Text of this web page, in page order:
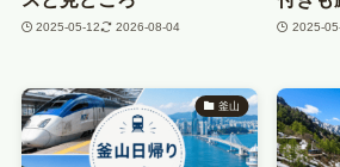
2025-05-12 2026-08-04 2025-
釜山